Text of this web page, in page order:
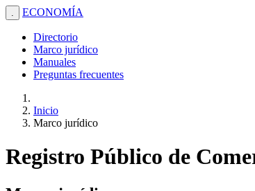
. ECONOMÍA
Directorio
Marco jurídico
Manuales
Preguntas frecuentes
Inicio
Marco jurídico
Registro Público de